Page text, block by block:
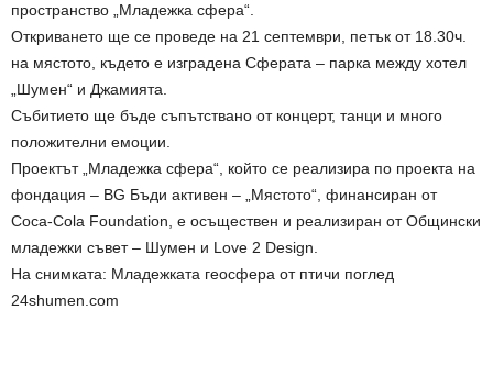
пространство „Младежка сфера“.
Откриването ще се проведе на 21 септември, петък от 18.30ч.
на мястото, където е изградена Сферата – парка между хотел
„Шумен“ и Джамията.
Събитието ще бъде съпътствано от концерт, танци и много
положителни емоции.
Проектът „Младежка сфера“, който се реализира по проекта на
фондация – BG Бъди активен – „Мястото“, финансиран от
Coca-Cola Foundation, е осъществен и реализиран от Общински
младежки съвет – Шумен и Love 2 Design.
На снимката: Младежката геосфера от птичи поглед
24shumen.com